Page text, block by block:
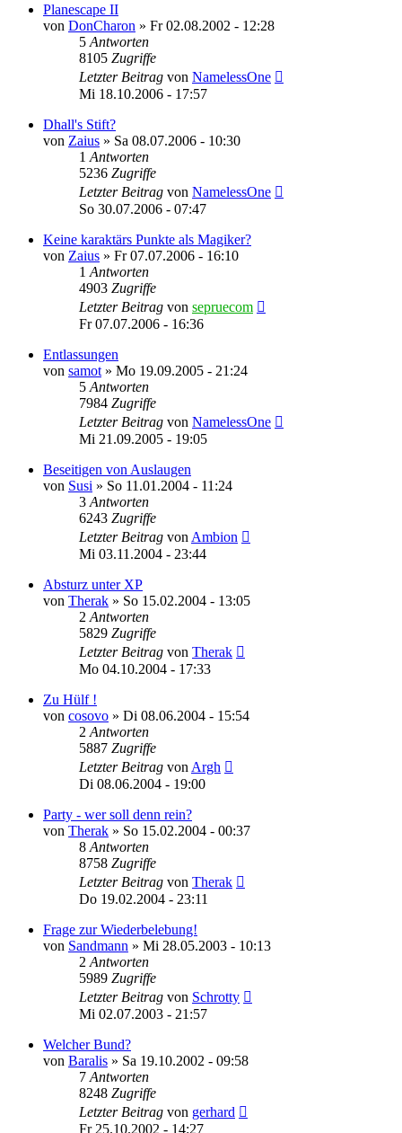
Planescape II
von DonCharon » Fr 02.08.2002 - 12:28
5 Antworten
8105 Zugriffe
Letzter Beitrag von NamelessOne
Mi 18.10.2006 - 17:57
Dhall's Stift?
von Zaius » Sa 08.07.2006 - 10:30
1 Antworten
5236 Zugriffe
Letzter Beitrag von NamelessOne
So 30.07.2006 - 07:47
Keine karaktärs Punkte als Magiker?
von Zaius » Fr 07.07.2006 - 16:10
1 Antworten
4903 Zugriffe
Letzter Beitrag von sepruecom
Fr 07.07.2006 - 16:36
Entlassungen
von samot » Mo 19.09.2005 - 21:24
5 Antworten
7984 Zugriffe
Letzter Beitrag von NamelessOne
Mi 21.09.2005 - 19:05
Beseitigen von Auslaugen
von Susi » So 11.01.2004 - 11:24
3 Antworten
6243 Zugriffe
Letzter Beitrag von Ambion
Mi 03.11.2004 - 23:44
Absturz unter XP
von Therak » So 15.02.2004 - 13:05
2 Antworten
5829 Zugriffe
Letzter Beitrag von Therak
Mo 04.10.2004 - 17:33
Zu Hülf !
von cosovo » Di 08.06.2004 - 15:54
2 Antworten
5887 Zugriffe
Letzter Beitrag von Argh
Di 08.06.2004 - 19:00
Party - wer soll denn rein?
von Therak » So 15.02.2004 - 00:37
8 Antworten
8758 Zugriffe
Letzter Beitrag von Therak
Do 19.02.2004 - 23:11
Frage zur Wiederbelebung!
von Sandmann » Mi 28.05.2003 - 10:13
2 Antworten
5989 Zugriffe
Letzter Beitrag von Schrotty
Mi 02.07.2003 - 21:57
Welcher Bund?
von Baralis » Sa 19.10.2002 - 09:58
7 Antworten
8248 Zugriffe
Letzter Beitrag von gerhard
Fr 25.10.2002 - 14:27